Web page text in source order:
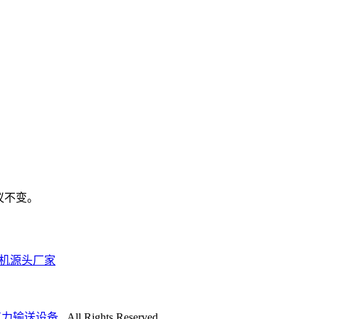
变。
源头厂家